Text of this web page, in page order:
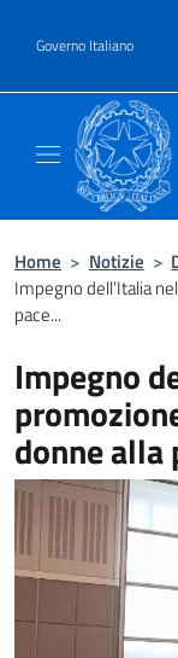
Governo Italiano
Home > Notizie >
Impegno dell’Italia
pace...
Impegno
donne alla